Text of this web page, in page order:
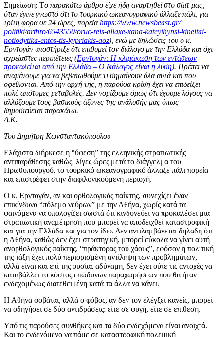
Σημείωση: Tο παρακάτω άρθρο είχε ήδη αναρτηθεί στο σάιτ μας,
όταν έγινε γνωστό ότι το τουρκικό ωκεανογραφικό άλλαξε πάλι, για
τρίτη φορά σε 24 ώρες, πορείαhttps://www.newsbeast.gr/
politiki/arthro/6543550/oruc-reis-allaxe-xana-kateythynsi-kineitai-
notiodytika-entos-tis-kypriakis-aoz), ενώ με δηλώσεις του ο κ.
Ερντογάν υποστήριξε ότι επιθυμεί τον διάλογο με την Ελλάδα και όχι
αχρείαστες περιπέτειες (Ερντογάν: Η κλιμάκωση των εντάσεων
προκαλείται από την Ελλάδα – Ο διάλογος είναι η λύση). Πρέπει να
αναμένουμε για να βεβαιωθούμε τι σημαίνουν όλα αυτά και που
οφείλονται. Από την αρχή της, η παρούσα κρίση έχει να επιδείξει
πολύ απότομες μεταβολές. Δεν νομίζουμε όμως ότι έχουμε λόγους να
αλλάξουμε τους βασικούς άξονες της ανάλυσής μας όπως
δημοσιεύεται παρακάτω.
Δ.K.
Του Δημήτρη Κωνσταντακόπουλου
Ελάχιστα διήρκεσε η “ύφεση” της ελληνικής στρατιωτικής
αντιπαράθεσης καθώς, λίγες ώρες μετά το διάγγελμα του
Πρωθυπουργού, το τουρκικό ωκεανογραφικό άλλαξε πάλι πορεία
και επιστρέφει στην διαφιλονικούμενη περιοχή.
Ο κ. Ερντογάν, αν και ορθολογικός παίκτης, συνεχίζει έναν
επικίνδυνο “πόλεμο νεύρων” με την Αθήνα, χωρίς κατά τα
φαινόμενα να υπολογίζει σωστά ότι κινδυνεύει να προκαλέσει μια
στρατιωτική αναμέτρηση που μπορεί να αποδειχθεί καταστροφική
και για την Ελλάδα και για τον ίδιο. Δεν αντιλαμβάνεται δηλαδή ότι
η Αθήνα, καθώς δεν έχει στρατηγική, μπορεί εύκολα να γίνει αυτή
ανορθολογικός παίκτης, “πράκτορας του χάους”, εφόσον η πολιτική
της τάξη έχει πολύ περιορισμένη αντίληψη των προβλημάτων,
αλλά είναι και επί της ουσίας αδύναμη, δεν έχει ούτε τις αντοχές να
καταβάλλει το κόστος επώδυνων παραχωρήσεων που θα ήταν
ενδεχομένως διατεθειμένη κατά τα άλλα να κάνει.
Η Αθήνα φοβάται, αλλά ο φόβος, αν δεν τον ελέγξει κανείς, μπορεί
να οδηγήσει σε δύο αντιδράσεις: είτε σε φυγή, είτε σε επίθεση.
Υπό τις παρούσες συνθήκες και τα δύο ενδεχόμενα είναι ανοιχτά.
Και το ενδεχόμενο να πάμε σε καταστροφική πολεμική